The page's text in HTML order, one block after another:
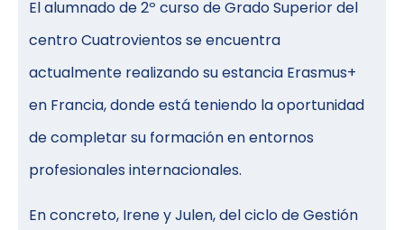
El alumnado de 2º curso de Grado Superior del
centro Cuatrovientos se encuentra
actualmente realizando su estancia Erasmus+
en Francia, donde está teniendo la oportunidad
de completar su formación en entornos
profesionales internacionales.
En concreto, Irene y Julen, del ciclo de Gestión